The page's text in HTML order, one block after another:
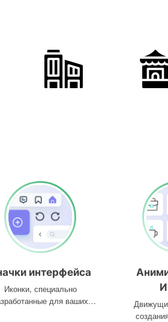
интерфейса
Иконки, специально
для ваших